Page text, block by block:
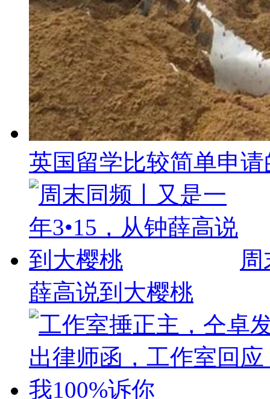
英国留学比较简单申
薛高说到大樱桃